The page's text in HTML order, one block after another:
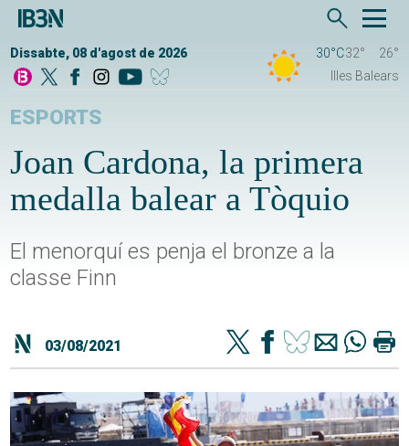
Dissabte, 08 d'agost de 2026 30°C32°
26°
Illes Balears
ESPORTS
Joan Cardona, la primera
medalla balear a Tòquio
El menorquí es penja el bronze a la
classe Finn
03/08/2021